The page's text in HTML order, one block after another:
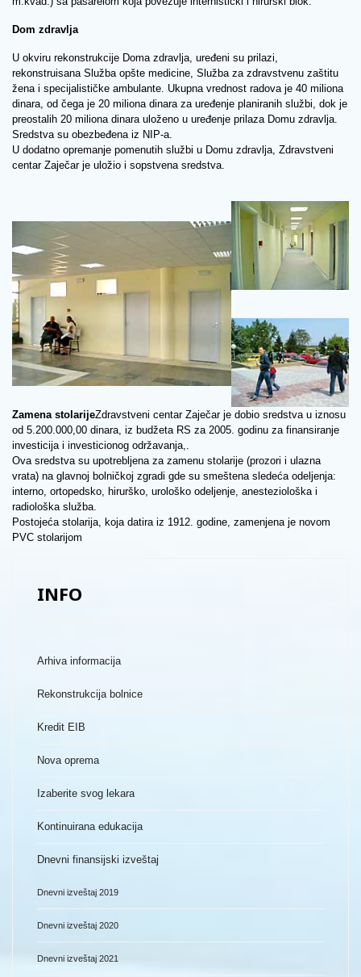
Dom zdravlja
U okviru rekonstrukcije Doma zdravlja, uređeni su prilazi,
rekonstruisana Služba opšte medicine, Služba za zdravstvenu zaštitu
žena i specijalističke ambulante. Ukupna vrednost radova je 40 miliona
dinara, od čega je 20 miliona dinara za uređenje planiranih službi, dok je
preostalih 20 miliona dinara uloženo u uređenje prilaza Domu zdravlja.
Sredstva su obezbeđena iz NIP-a.
U dodatno opremanje pomenutih službi u Domu zdravlja, Zdravstveni
centar Zaječar je uložio i sopstvena sredstva.
Zamena stolarijeZdravstveni centar Zaječar je dobio sredstva u iznosu
od 5.200.000,00 dinara, iz budžeta RS za 2005. godinu za finansiranje
investicija i investicionog održavanja,.
Ova sredstva su upotrebljena za zamenu stolarije (prozori i ulazna
vrata) na glavnoj bolničkoj zgradi gde su smeštena sledeća odeljenja:
interno, ortopedsko, hirurško, urološko odeljenje, anesteziološka i
radiološka služba.
Postojeća stolarija, koja datira iz 1912. godine, zamenjena je novom
PVC stolarijom
INFO
Arhiva informacija
Rekonstrukcija bolnice
Kredit EIB
Nova oprema
Izaberite svog lekara
Kontinuirana edukacija
Dnevni finansijski izveštaj
Dnevni izveštaj 2019
Dnevni izveštaj 2020
Dnevni izveštaj 2021